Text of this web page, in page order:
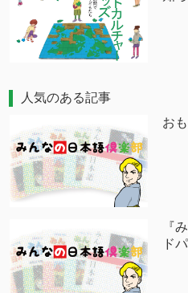
人気のある記事
お
『
ド